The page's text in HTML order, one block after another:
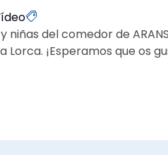
niñas del comedor de
¡Esperamos que os